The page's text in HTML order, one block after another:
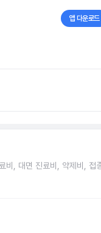
앱 다운로드
비, 대면 진료비, 약제비, 접